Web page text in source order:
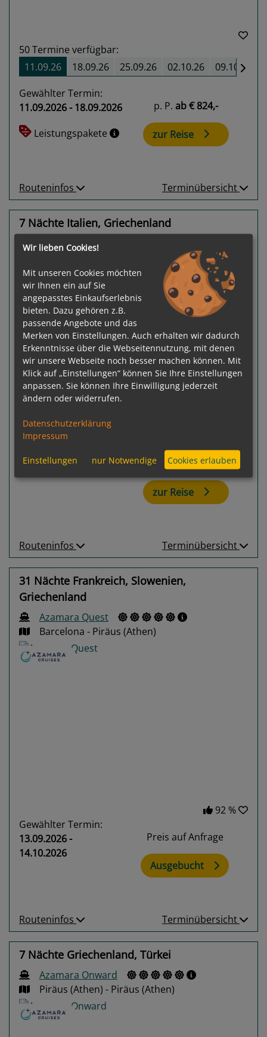
50Termine verfügbar:
11.09.26
18.09.26 25.09.26 02.10.26 09.10.26
Gewählter Termin:
11.09.2026 - 18.09.2026
Leistungspakete
p. P. ab€ 824,-
zur Reise
Routeninfos Terminübersicht
7 Nächte Italien, Griechenland
SeaDream I
Previous Next
12.09.2026 - 19.09.2026
p. P. ab€ 10.893,-
zur Reise
Routeninfos Terminübersicht
31 Nächte Frankreich, Slowenien,
Griechenland
Azamara Quest
Barcelona - Piräus (Athen)
92 %
Gewählter Termin:
13.09.2026 -
14.10.2026
Preis auf Anfrage
Ausgebucht
Routeninfos Terminübersicht
7 Nächte Griechenland, Türkei
Azamara Onward
Piräus (Athen) - Piräus (Athen)
Wir lieben Cookies!
Mit unseren Cookies möchten
wir Ihnen ein auf Sie
angepasstes Einkaufserlebnis
bieten. Dazu gehören z.B.
passende Angebote und das
Merken von Einstellungen. Auch erhalten wir dadurch
Erkenntnisse über die Webseitennutzung, mit denen
wir unsere Webseite noch besser machen können. Mit
Klick auf „Einstellungen“ können Sie Ihre Einstellungen
anpassen. Sie können Ihre Einwilligung jederzeit
ändern oder widerrufen.
Datenschutzerklärung
Impressum
Einstellungen nur Notwendige Cookies erlauben